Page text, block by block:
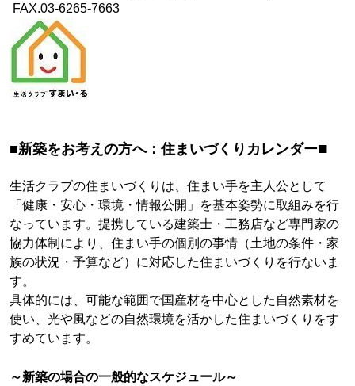
FAX.03-6265-7663
■新築をお考えの方へ：住まいづくりカレンダー■
生活クラブの住まいづくりは、住まい手を主人公として
「健康・安心・環境・情報公開」を基本姿勢に取組みを行
なっています。提携している建築士・工務店など専門家の
協力体制により、住まい手の個別の事情（土地の条件・家
族の状況・予算など）に対応した住まいづくりを行ないま
す。
具体的には、可能な範囲で国産材を中心とした自然素材を
使い、光や風などの自然環境を活かした住まいづくりをす
すめています。
～新築の場合の一般的なスケジュール～